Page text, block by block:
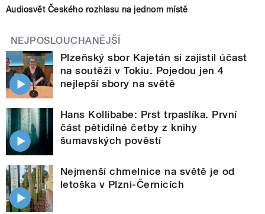
Audiosvět Českého rozhlasu na jednom místě
NEJPOSLOUCHANĚJŠÍ
Plzeňský sbor Kajetán si zajistil účast
na soutěži v Tokiu. Pojedou jen 4
nejlepší sbory na světě
Hans Kollibabe: Prst trpaslíka. První
část pětidílné četby z knihy
šumavských pověstí
Nejmenší chmelnice na světě je od
letoška v Plzni-Černicích